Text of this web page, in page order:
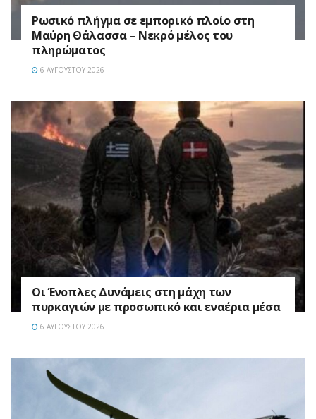
Ρωσικό πλήγμα σε εμπορικό πλοίο στη
Μαύρη Θάλασσα – Νεκρό μέλος του
πληρώματος
6 ΑΥΓΟΎΣΤΟΥ 2026
Οι Ένοπλες Δυνάμεις στη μάχη των
πυρκαγιών με προσωπικό και εναέρια μέσα
6 ΑΥΓΟΎΣΤΟΥ 2026